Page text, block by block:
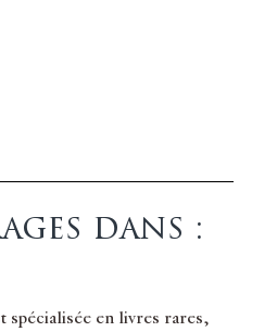
dans :
spécialisée en livres rares,